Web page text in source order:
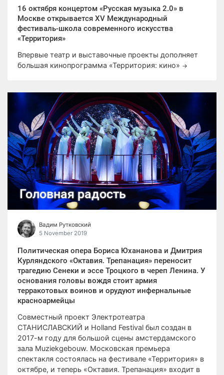
16 октября концертом «Русская музыка 2.0» в
Москве открывается XV Международный
фестиваль-школа современного искусства
«Территория»
Впервые театр и выставочные проекты дополняет
большая кинопрограмма «Территория: кино» →
Головная радость
Вадим Рутковский
5 November 2019
Политичеcкая опера Бориса Юхананова и Дмитрия
Курляндского «Октавия. Трепанация» переносит
трагедию Сенеки и эссе Троцкого в череп Ленина. У
основания головы вождя стоит армия
терракотовых воинов и орудуют инфернальные
красноармейцы
Совместный проект Электротеатра
СТАНИСЛАВСКИЙ и Holland Festival был создан в
2017-м году для большой сцены амстердамского
зала Muziekgebouw. Московская премьера
спектакля состоялась на фестивале «Территория» в
октябре, и теперь «Октавия. Трепанация» входит в